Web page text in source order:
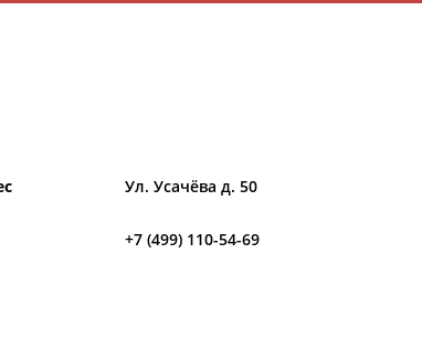
РЕСУРСНАЯ ПЛОЩАДКА
Ул. Усачёва д. 50
+7 (499) 110-54-69